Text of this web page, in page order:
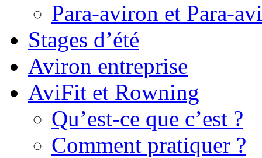
Para-aviron et Para-
Stages d’été
Aviron entreprise
AviFit et Rowning
Qu’est-ce que c’est ?
Comment pratiquer ?